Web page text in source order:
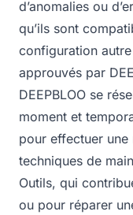
d’anomalies ou
qu’ils sont
configuration
approuvés par
DEEPBLOO se
moment et
pour effectuer
techniques de
Outils, qui
ou pour réparer